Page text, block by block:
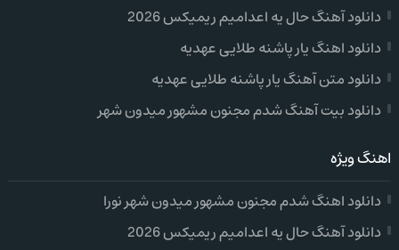
دانلود آهنگ حال یه اعدامیم ریمیکس 2026
دانلود اهنگ یار پاشنه طلایی عهدیه
دانلود متن آهنگ یار پاشنه طلایی عهدیه
دانلود بیت آهنگ شدم مجنون مشهور میدون شهر
اهنگ ویژه
دانلود اهنگ شدم مجنون مشهور میدون شهر نورا
دانلود آهنگ حال یه اعدامیم ریمیکس 2026